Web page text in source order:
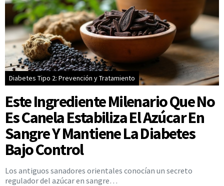
Diabetes Tipo 2: Prevención y Tratamiento
Este Ingrediente Milenario Que No
Es Canela Estabiliza El Azúcar En
Sangre Y Mantiene La Diabetes
Bajo Control
Los antiguos sanadores orientales conocían un secreto
regulador del azúcar en sangre…